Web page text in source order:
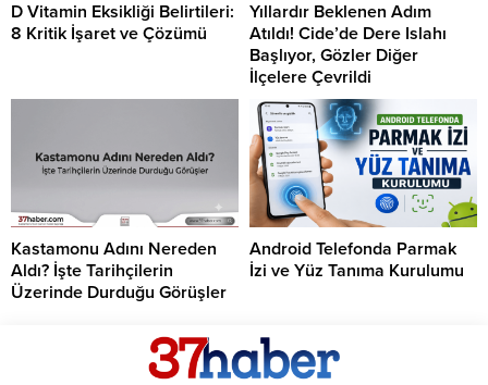
D Vitamin Eksikliği Belirtileri:
8 Kritik İşaret ve Çözümü
Yıllardır Beklenen Adım
Atıldı! Cide’de Dere Islahı
Başlıyor, Gözler Diğer
İlçelere Çevrildi
Kastamonu Adını Nereden
Aldı? İşte Tarihçilerin
Üzerinde Durduğu Görüşler
Android Telefonda Parmak
İzi ve Yüz Tanıma Kurulumu